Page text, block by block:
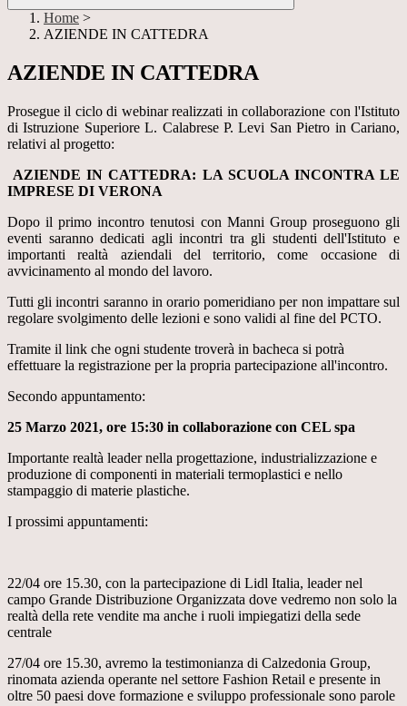
Home >
AZIENDE IN CATTEDRA
AZIENDE IN CATTEDRA
Prosegue il ciclo di webinar realizzati in collaborazione con l'Istituto
di Istruzione Superiore L. Calabrese P. Levi San Pietro in Cariano,
relativi al progetto:
AZIENDE IN CATTEDRA: LA SCUOLA INCONTRA LE
IMPRESE DI VERONA
Dopo il primo incontro tenutosi con Manni Group proseguono gli
eventi saranno dedicati agli incontri tra gli studenti dell'Istituto e
importanti realtà aziendali del territorio, come occasione di
avvicinamento al mondo del lavoro.
Tutti gli incontri saranno in orario pomeridiano per non impattare sul
regolare svolgimento delle lezioni e sono validi al fine del PCTO.
Tramite il link che ogni studente troverà in bacheca si potrà
effettuare la registrazione per la propria partecipazione all'incontro.
Secondo appuntamento:
25 Marzo 2021, ore 15:30 in collaborazione con CEL spa
Importante realtà leader nella progettazione, industrializzazione e
produzione di componenti in materiali termoplastici e nello
stampaggio di materie plastiche.
I prossimi appuntamenti:
22/04 ore 15.30, con la partecipazione di Lidl Italia, leader nel
campo Grande Distribuzione Organizzata dove vedremo non solo la
realtà della rete vendite ma anche i ruoli impiegatizi della sede
centrale
27/04 ore 15.30, avremo la testimonianza di Calzedonia Group,
rinomata azienda operante nel settore Fashion Retail e presente in
oltre 50 paesi dove formazione e sviluppo professionale sono parole